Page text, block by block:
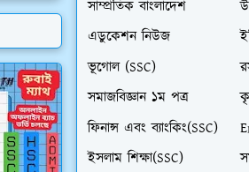
সাম্প্রতিক বাংলাদেশ
এডুকেশন নিউজ
ভূগোল (SSC)
সমাজবিজ্ঞান ১ম পত্র
ফিনান্স এবং ব্যাংকিং(SSC)
ইসলাম শিক্ষা(SSC)